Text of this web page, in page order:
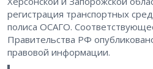
регистрация транспортных
полиса ОСАГО.
Правительства РФ
правовой информации.